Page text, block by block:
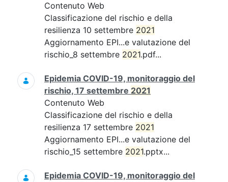
Contenuto Web
Classificazione del rischio e della
resilienza 10 settembre 2021
Aggiornamento EPI...e valutazione del
rischio_8 settembre 2021.pdf...
Epidemia COVID-19, monitoraggio del
rischio, 17 settembre 2021
Contenuto Web
Classificazione del rischio e della
resilienza 17 settembre 2021
Aggiornamento EPI...e valutazione del
rischio_15 settembre 2021.pptx...
Epidemia COVID-19, monitoraggio del